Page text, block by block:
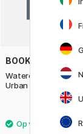
BOOKS
Watercolor Artist's
Urban Landscape